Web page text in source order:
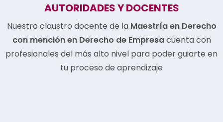
AUTORIDADES Y DOCENTES
Nuestro claustro docente de la Maestría en Derecho
con mención en Derecho de Empresacuenta con
profesionales del más alto nivel para poder guiarte en
tu proceso de aprendizaje